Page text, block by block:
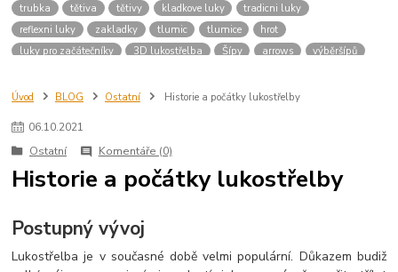
trubka
tětiva tětivy kladkove luky
tradicni luky
reflexni luky
zakladky tlumic tlumice
hrot
luky pro začátečníky
3D lukostřelba Šípy arrows
výběršípů
kuše
střelba kušestřelba střelnice návod příručka
luky
Úvod BLOG Ostatní Historie a počátky lukostřelby
06.10.2021
Ostatní
Komentáře (0)
Historie a počátky lukostřelby
Postupný vývoj
Lukostřelba je v současné době velmi populární. Důkazem budiž